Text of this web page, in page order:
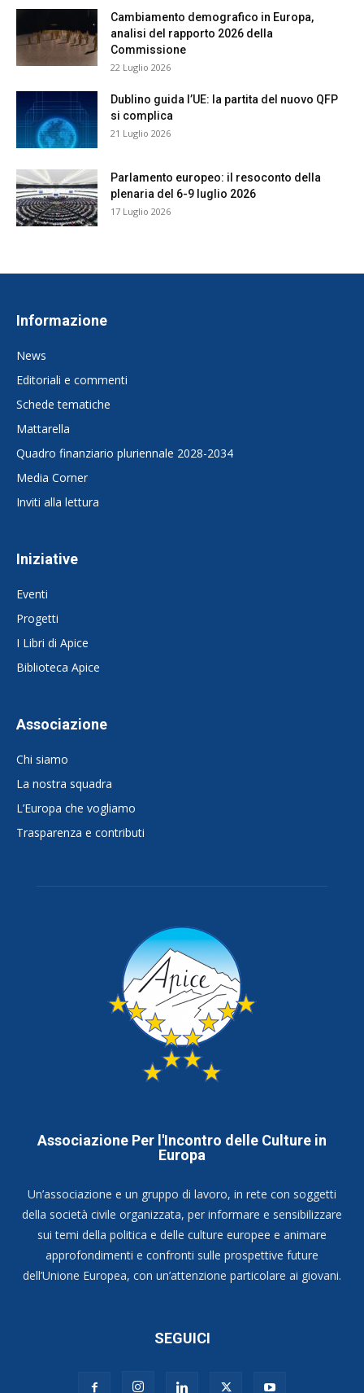
Cambiamento demografico in Europa,
analisi del rapporto 2026 della
Commissione
22 Luglio 2026
Dublino guida l’UE: la partita del nuovo QFP
si complica
21 Luglio 2026
Parlamento europeo: il resoconto della
plenaria del 6-9 luglio 2026
17 Luglio 2026
Informazione
News
Editoriali e commenti
Schede tematiche
Mattarella
Quadro finanziario pluriennale 2028-2034
Media Corner
Inviti alla lettura
Iniziative
Eventi
Progetti
I Libri di Apice
Biblioteca Apice
Associazione
Chi siamo
La nostra squadra
L’Europa che vogliamo
Trasparenza e contributi
Associazione Per l'Incontro delle Culture in
Europa
Un’associazione e un gruppo di lavoro, in rete con soggetti
della società civile organizzata, per informare e sensibilizzare
sui temi della politica e delle culture europee e animare
approfondimenti e confronti sulle prospettive future
dell’Unione Europea, con un’attenzione particolare ai giovani.
SEGUICI